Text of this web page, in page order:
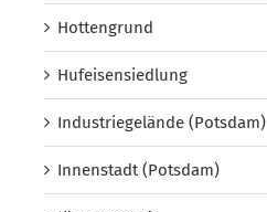
Hottengrund
Hufeisensiedlung
Industriegelände (Potsdam)
Innenstadt (Potsdam)